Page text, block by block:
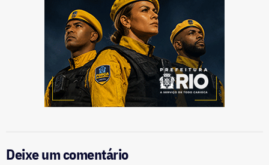
Deixe um comentário